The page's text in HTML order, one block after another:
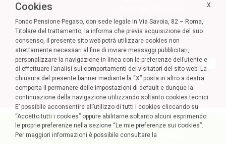
Normativa
Bilanci
Modulistica
Circolari
Privacy e cookie policy
SOCIAL
Accedi alla tua Area Riservata
X
Cookies
Fondo Pensione Pegaso, con sede legale in Via Savoia, 82 – Roma,
Titolare del trattamento, la informa che previa acquisizione del suo
consenso, il presente sito web potrà utilizzare cookies non
strettamente necessari al fine di inviare messaggi pubblicitari,
personalizzare la navigazione in linea con le preferenze dell’utente e
di effettuare l’analisi sui comportamenti dei visitatori del sito web. La
chiusura del presente banner mediante la “X” posta in altro a destra
comporta il permanere delle impostazioni di default e dunque la
continuazione della navigazione utilizzando soltanto cookies tecnici.
E’ possibile acconsentire all’utilizzo di tutti i cookies cliccando su
“Accetto tutti i cookies” oppure abilitarne soltanto alcuni esprimendo
le proprie preferenze nella sezione “Le mie preferenze sui cookies”.
Per maggiori informazioni è possibile consultare la